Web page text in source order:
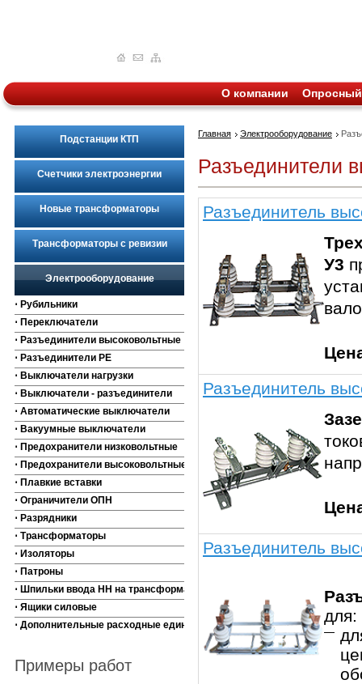
О компании
Подстанции КТП
Счетчики электроэнергии
Новые трансформаторы
Трансформаторы с ревизии
Электрооборудование
⋅ Рубильники
⋅ Переключатели
⋅ Разъединители высоковольтные
⋅ Разъединители РЕ
⋅ Выключатели нагрузки
⋅ Выключатели - разъединители
⋅ Автоматические выключатели
⋅ Вакуумные выключатели
⋅ Предохранители низковольтные
⋅ Предохранители высоковольтные
⋅ Плавкие вставки
⋅ Ограничители ОПН
⋅ Разрядники
⋅ Трансформаторы
⋅ Изоляторы
⋅ Патроны
⋅ Шпильки ввода НН на трансформаторы
⋅ Ящики силовые
⋅ Дополнительные расходные единицы
Примеры работ
Главная Электрооборудование
Разъединители
Разъединитель
У3
Разъединитель
Разъединитель
для: